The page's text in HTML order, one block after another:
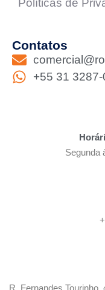
Políticas de
Contatos
+55 31
Segunda
R. Fernandes